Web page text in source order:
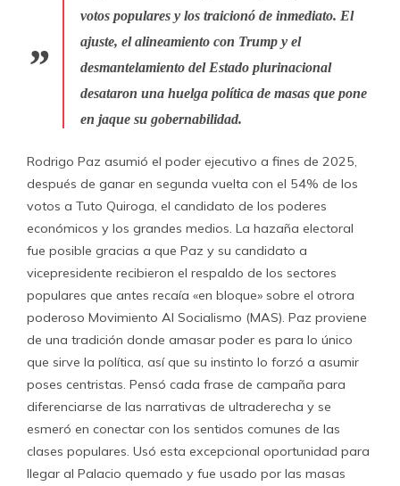
votos populares y los traicionó de inmediato. El
ajuste, el alineamiento con Trump y el
desmantelamiento del Estado plurinacional
desataron una huelga política de masas que pone
en jaque su gobernabilidad.
Rodrigo Paz asumió el poder ejecutivo a fines de 2025,
después de ganar en segunda vuelta con el 54% de los
votos a Tuto Quiroga, el candidato de los poderes
económicos y los grandes medios. La hazaña electoral
fue posible gracias a que Paz y su candidato a
vicepresidente recibieron el respaldo de los sectores
populares que antes recaía «en bloque» sobre el otrora
poderoso Movimiento Al Socialismo (MAS). Paz proviene
de una tradición donde amasar poder es para lo único
que sirve la política, así que su instinto lo forzó a asumir
poses centristas. Pensó cada frase de campaña para
diferenciarse de las narrativas de ultraderecha y se
esmeró en conectar con los sentidos comunes de las
clases populares. Usó esta excepcional oportunidad para
llegar al Palacio quemado y fue usado por las masas